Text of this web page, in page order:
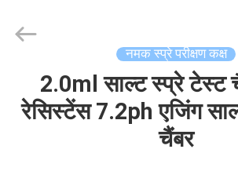
LTD.
नमक स्प्रे परीक्षण कक्ष
2.0ml साल्ट स्प्रे टेस्ट
रेसिस्टेंस 7.2ph एजिंग
चैंबर